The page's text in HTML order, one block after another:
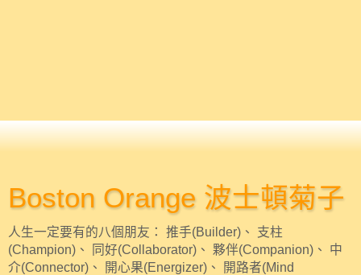
Boston Orange 波士頓菊子
人生一定要有的八個朋友： 推手(Builder)、 支柱
(Champion)、 同好(Collaborator)、 夥伴(Companion)、 中
介(Connector)、 開心果(Energizer)、 開路者(Mind